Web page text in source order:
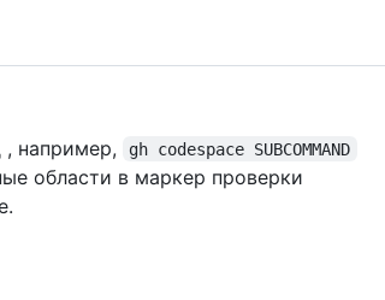
например,
gh codespace SUBCOMMAND
области в маркер проверки